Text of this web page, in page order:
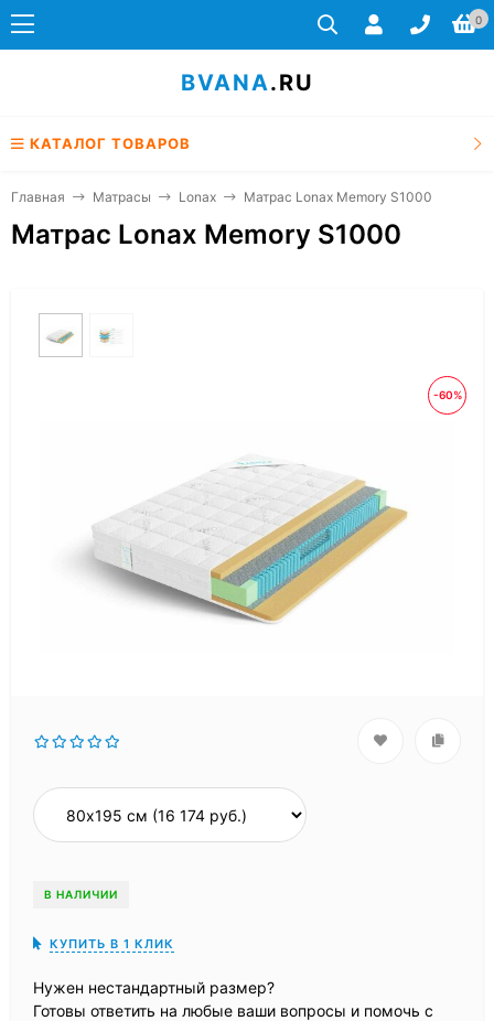
0
BVANA.RU
КАТАЛОГ ТОВАРОВ
Главная Матрасы Lonax Матрас Lonax Memory S1000
Матрас Lonax Memory S1000
-60%
В НАЛИЧИИ
КУПИТЬ В 1 КЛИК
Нужен нестандартный размер?
Готовы ответить на любые ваши вопросы и помочь с